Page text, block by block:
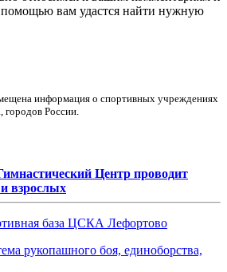
помощью вам удастся найти нужную
информация о спортивных учреждениях
городов России.
Центр проводит
и взрослых
база ЦСКА Лефортово
рукопашного боя, единоборства,